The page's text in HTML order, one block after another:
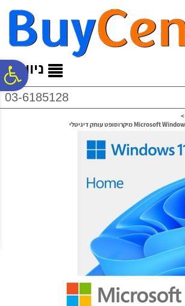
נגישות
אתר
המרכזי
ניווט
03-6185128
>